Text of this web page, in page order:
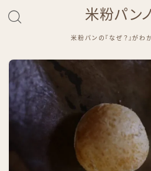
米粉パン
米粉パンの『なぜ？』がわ